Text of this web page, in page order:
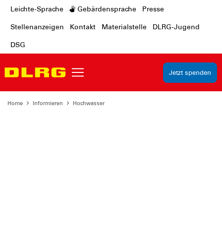
Leichte-Sprache Gebärdensprache Presse
Stellenanzeigen Kontakt Materialstelle DLRG-Jugend
DSG
Jetzt spenden
Home Informieren Hochwasser